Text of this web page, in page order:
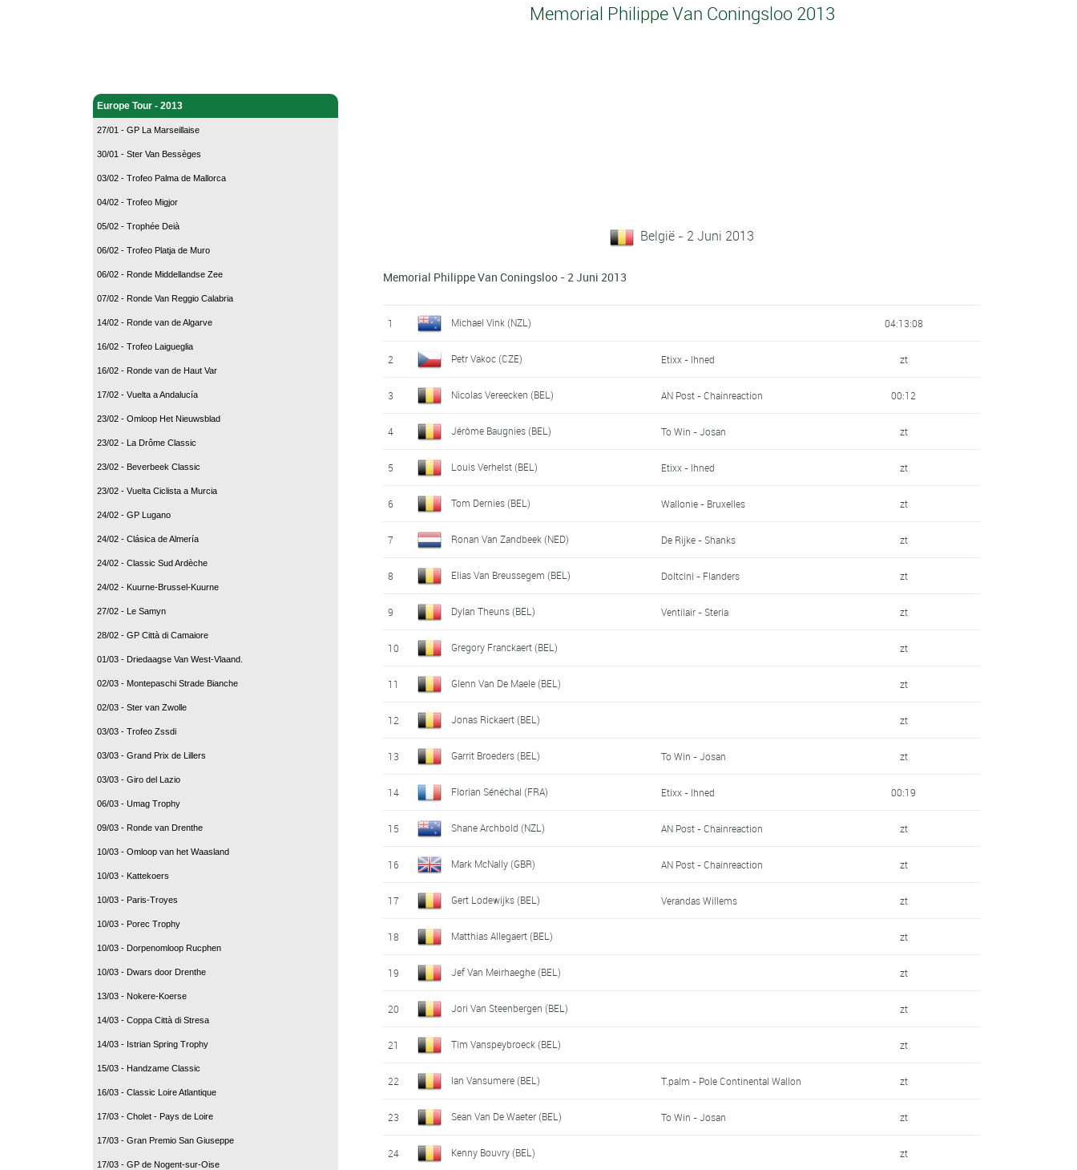
Europe Tour - 2013
27/01 - GP La Marseillaise
30/01 - Ster Van Bessèges
03/02 - Trofeo Palma de Mallorca
04/02 - Trofeo Migjor
05/02 - Trophée Deià
06/02 - Trofeo Platja de Muro
06/02 - Ronde Middellandse Zee
07/02 - Ronde Van Reggio Calabria
14/02 - Ronde van de Algarve
16/02 - Trofeo Laigueglia
16/02 - Ronde van de Haut Var
17/02 - Vuelta a Andalucía
23/02 - Omloop Het Nieuwsblad
23/02 - La Drôme Classic
23/02 - Beverbeek Classic
23/02 - Vuelta Ciclista a Murcia
24/02 - GP Lugano
24/02 - Clásica de Almería
24/02 - Classic Sud Ardèche
24/02 - Kuurne-Brussel-Kuurne
27/02 - Le Samyn
28/02 - GP Città di Camaiore
01/03 - Driedaagse Van West-Vlaand.
02/03 - Montepaschi Strade Bianche
02/03 - Ster van Zwolle
03/03 - Trofeo Zssdi
03/03 - Grand Prix de Lillers
03/03 - Giro del Lazio
06/03 - Umag Trophy
09/03 - Ronde van Drenthe
10/03 - Omloop van het Waasland
10/03 - Kattekoers
10/03 - Paris-Troyes
10/03 - Porec Trophy
10/03 - Dorpenomloop Rucphen
10/03 - Dwars door Drenthe
13/03 - Nokere-Koerse
14/03 - Coppa Città di Stresa
14/03 - Istrian Spring Trophy
15/03 - Handzame Classic
16/03 - Classic Loire Atlantique
17/03 - Cholet - Pays de Loire
17/03 - Gran Premio San Giuseppe
17/03 - GP de Nogent-sur-Oise
Memorial Philippe Van Coningsloo 2013
België - 2 Juni 2013
Memorial Philippe Van Coningsloo - 2 Juni 2013
1 Michael Vink (NZL) 04:13:08
2 Petr Vakoc (CZE) Etixx - Ihned zt
3 Nicolas Vereecken (BEL) AN Post - Chainreaction 00:12
4 Jérôme Baugnies (BEL) To Win - Josan zt
5 Louis Verhelst (BEL) Etixx - Ihned zt
6 Tom Dernies (BEL) Wallonie - Bruxelles zt
7 Ronan Van Zandbeek (NED) De Rijke - Shanks zt
8 Elias Van Breussegem (BEL) Doltcini - Flanders zt
9 Dylan Theuns (BEL) Ventilair - Steria zt
10 Gregory Franckaert (BEL) zt
11 Glenn Van De Maele (BEL) zt
12 Jonas Rickaert (BEL) zt
13 Garrit Broeders (BEL) To Win - Josan zt
14 Florian Sénéchal (FRA) Etixx - Ihned 00:19
15 Shane Archbold (NZL) AN Post - Chainreaction zt
16 Mark McNally (GBR) AN Post - Chainreaction zt
17 Gert Lodewijks (BEL) Verandas Willems zt
18 Matthias Allegaert (BEL) zt
19 Jef Van Meirhaeghe (BEL) zt
20 Jori Van Steenbergen (BEL) zt
21 Tim Vanspeybroeck (BEL) zt
22 Ian Vansumere (BEL) T.palm - Pole Continental Wallon zt
23 Sean Van De Waeter (BEL) To Win - Josan zt
24 Kenny Bouvry (BEL) zt